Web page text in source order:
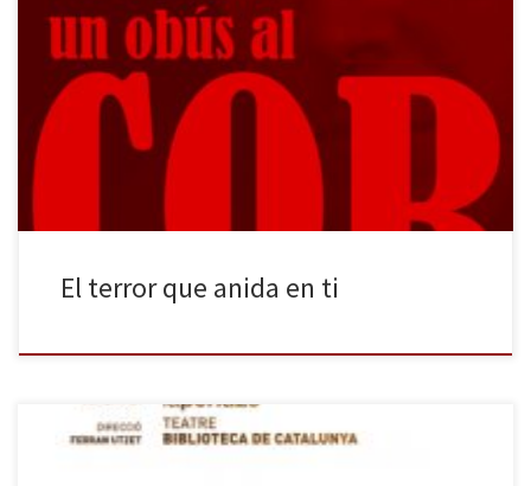
Desde 2012, año en que Oriol Broggi estrenó Incendis, cada vez
que La Perla 29 monta un Mouawad la acogida suele ser
entusiasta, tanto por parte del público como de la crítica. Este
año, además, contamos con la suerte de que han decidido
producir no uno, sino dos textos del […]
El terror que anida en ti